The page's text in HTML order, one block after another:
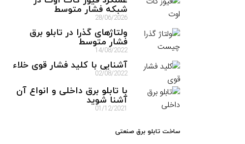
شبکه فشار متوسط
28/06/2026
ولتاژهای گذرا در تابلو برق
فشار متوسط
14/08/2022
آشنایی با کلید فشار قوی خلاء
02/08/2022
با تابلو برق داخلی و انواع آن
آشنا شوید
01/12/2021
ساخت تابلو برق صنعتی